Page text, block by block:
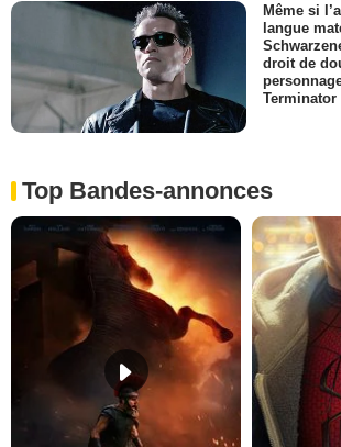
Même si
langue
droit de
Terminator
Top Bandes-annonces